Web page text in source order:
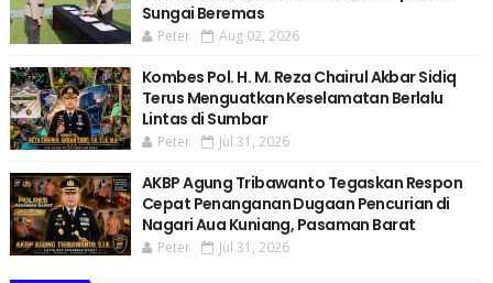
Sungai Beremas
Peter Aug 02, 2026
Kombes Pol. H. M. Reza Chairul Akbar Sidiq
Terus Menguatkan Keselamatan Berlalu
Lintas di Sumbar
Peter Jul 31, 2026
AKBP Agung Tribawanto Tegaskan Respon
Cepat Penanganan Dugaan Pencurian di
Nagari Aua Kuniang, Pasaman Barat
Peter Jul 31, 2026